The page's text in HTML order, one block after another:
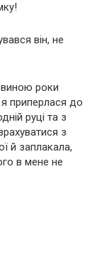
він, не
роки
я приперлася до
руці та з
з
й заплакала,
в мене не